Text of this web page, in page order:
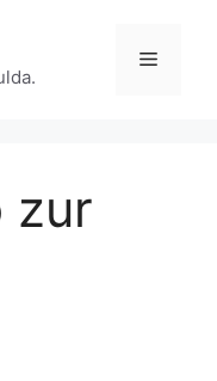
Menü
zur